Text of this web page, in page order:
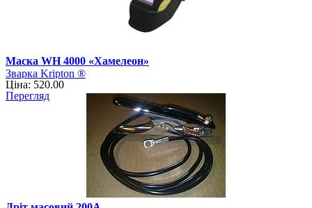
Маска WH 4000 «Хамелеон»
Зварка Kripton ®
Ціна: 520.00
Перегляд